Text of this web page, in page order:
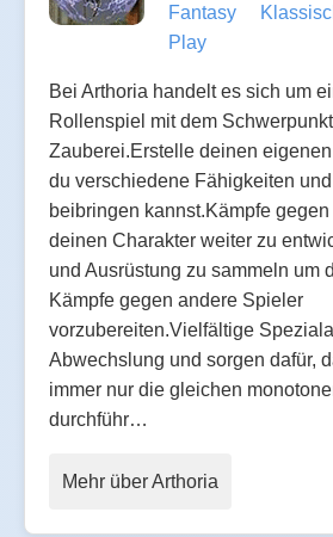
Fantasy
Play
Bei Arthoria handelt es sich um
Rollenspiel mit dem
Zauberei.Erstelle deinen
du verschiedene Fähigkeiten
beibringen kannst.Kämpfe
deinen Charakter weiter zu
und Ausrüstung zu sammeln um
Kämpfe gegen andere Spieler
vorzubereiten.Vielfältige
Abwechslung und sorgen dafür,
immer nur die gleichen
durchführ…
Mehr über Arthoria